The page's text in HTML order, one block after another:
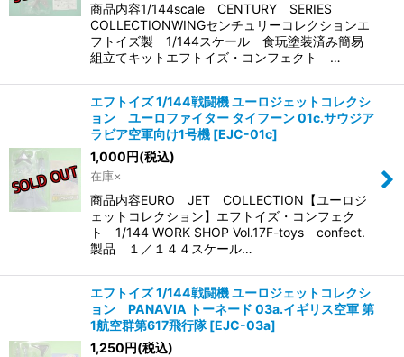
商品内容1/144scale CENTURY SERIES
COLLECTIONWINGセンチュリーコレクションエ
フトイズ製 1/144スケール 食玩塗装済み簡易
組立てキットエフトイズ・コンフェクト …
エフトイズ 1/144戦闘機 ユーロジェットコレクシ
ョン ユーロファイター タイフーン 01c.サウジア
ラビア空軍向け1号機 [EJC-01c]
1,000円(税込)
在庫×
商品内容EURO JET COLLECTION【ユーロジ
ェットコレクション】エフトイズ・コンフェク
ト 1/144 WORK SHOP Vol.17F-toys confect.
製品 １／１４４スケール…
エフトイズ 1/144戦闘機 ユーロジェットコレクシ
ョン PANAVIA トーネード 03a.イギリス空軍 第
1航空群第617飛行隊 [EJC-03a]
1,250円(税込)